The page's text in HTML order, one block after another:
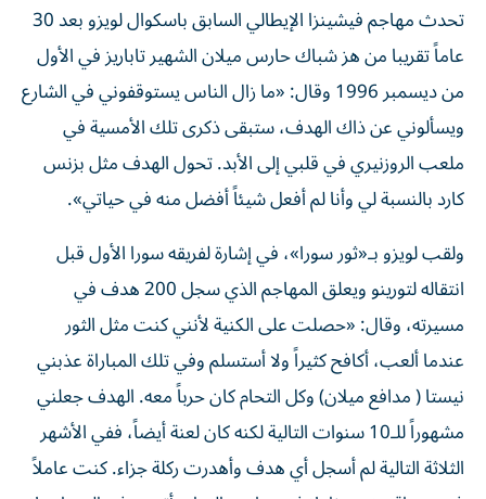
تحدث مهاجم فيشينزا الإيطالي السابق باسكوال لويزو بعد 30
عاماً تقريبا من هز شباك حارس ميلان الشهير تاباريز في الأول
من ديسمبر 1996 وقال: «ما زال الناس يستوقفوني في الشارع
ويسألوني عن ذاك الهدف، ستبقى ذكرى تلك الأمسية في
ملعب الروزنيري في قلبي إلى الأبد. تحول الهدف مثل بزنس
كارد بالنسبة لي وأنا لم أفعل شيئاً أفضل منه في حياتي».
ولقب لويزو بـ«ثور سورا»، في إشارة لفريقه سورا الأول قبل
انتقاله لتورينو ويعلق المهاجم الذي سجل 200 هدف في
مسيرته، وقال: «حصلت على الكنية لأنني كنت مثل الثور
عندما ألعب، أكافح كثيراً ولا أستسلم وفي تلك المباراة عذبني
نيستا ( مدافع ميلان) وكل التحام كان حرباً معه. الهدف جعلني
مشهوراً للـ10 سنوات التالية لكنه كان لعنة أيضاً، ففي الأشهر
الثلاثة التالية لم أسجل أي هدف وأهدرت ركلة جزاء. كنت عاملاً